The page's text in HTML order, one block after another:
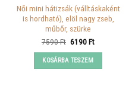
Női mini hátizsák (válltáskaként
is hordható), elöl nagy zseb,
műbőr, szürke
7590Ft Original
was:
7590 Ft.
6190FtCurrent
KOSÁRBA TESZEM